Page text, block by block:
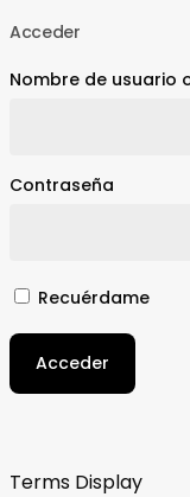
Acceder
Nombre de usuario
Contraseña
Recuérdame
Acceder
Terms Display